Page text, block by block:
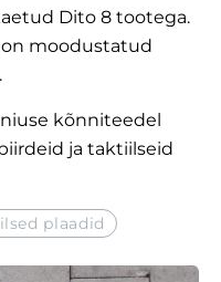
Dito 8 tootega.
on moodustatud
kõnniteedel
ja taktiilseid
plaadid